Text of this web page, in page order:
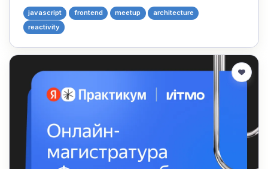
javascript frontend meetup
architecture
reactivity